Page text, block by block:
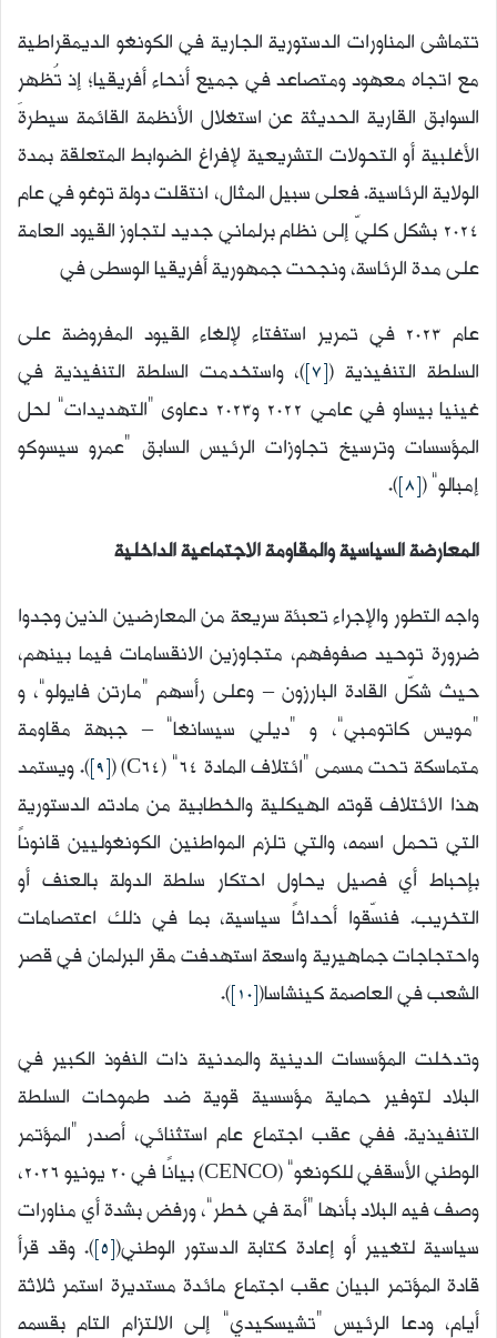
تتماشى المناورات الدستورية الجارية في الكونغو الديمقراطية
مع اتجاه معهود ومتصاعد في جميع أنحاء أفريقيا؛ إذ تُظهر
السوابق القارية الحديثة عن استغلال الأنظمة القائمة سيطرةَ
الأغلبية أو التحولات التشريعية لإفراغ الضوابط المتعلقة بمدة
الولاية الرئاسية. فعلى سبيل المثال، انتقلت دولة توغو في عام
2024 بشكل كليّ إلى نظام برلماني جديد لتجاوز القيود العامة
على مدة الرئاسة، ونجحت جمهورية أفريقيا الوسطى في
عام 2023 في تمرير استفتاء لإلغاء القيود المفروضة على
السلطة التنفيذية ([7] )، واستخدمت السلطة التنفيذية في
غينيا بيساو في عامي 2022 و2023 دعاوى “التهديدات” لحل
المؤسسات وترسيخ تجاوزات الرئيس السابق “عمرو سيسوكو
إمبالو” ([8]
).
المعارضة السياسية والمقاومة الاجتماعية الداخلية
واجه التطور والإجراء تعبئة سريعة من المعارضين الذين وجدوا
ضرورة توحيد صفوفهم، متجاوزين الانقسامات فيما بينهم،
حيث شكّل القادة البارزون – وعلى رأسهم “مارتن فايولو”، و
“مويس كاتومبي”، و “ديلي سيسانغا” – جبهة مقاومة
متماسكة تحت مسمى “ائتلاف المادة 64” (C64) (
[9] ). ويستمد
هذا الائتلاف قوته الهيكلية والخطابية من مادته الدستورية
التي تحمل اسمه، والتي تلزم المواطنين الكونغوليين قانوناً
بإحباط أي فصيل يحاول احتكار سلطة الدولة بالعنف أو
التخريب. فنسّقوا أحداثاً سياسية، بما في ذلك اعتصامات
واحتجاجات جماهيرية واسعة استهدفت مقر البرلمان في قصر
الشعب في العاصمة كينشاسا([10]
).
وتدخلت المؤسسات الدينية والمدنية ذات النفوذ الكبير في
البلاد لتوفير حماية مؤسسية قوية ضد طموحات السلطة
التنفيذية. ففي عقب اجتماع عام استثنائي، أصدر “المؤتمر
الوطني الأسقفي للكونغو” (CENCO) بيانًا في 20 يونيو 2026،
وصف فيه البلاد بأنها “أمة في خطر”، ورفض بشدة أي مناورات
سياسية لتغيير أو إعادة كتابة الدستور الوطني([5] ). وقد قرأ
قادة المؤتمر البيان عقب اجتماع مائدة مستديرة استمر ثلاثة
أيام، ودعا الرئيس “تشيسكيدي” إلى الالتزام التام بقسمه